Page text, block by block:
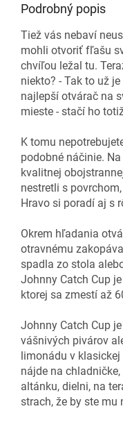
Podrobný popis
Tiež vás nebaví
mohli otvoriť fľašu
chvíľou ležal tu.
niekto? - Tak to už
najlepší otvárač na
mieste - stačí ho
K tomu
podobné náčinie.
kvalitnej
nestretli s
Hravo si poradí aj s
Okrem hľadania
otravnému
spadla zo stola
Johnny Catch Cup
ktorej sa zmestí až
Johnny Catch Cup
vášnivých pivárov
limonádu v
nájde na
altánku, dielni, na
strach, že by ste mu